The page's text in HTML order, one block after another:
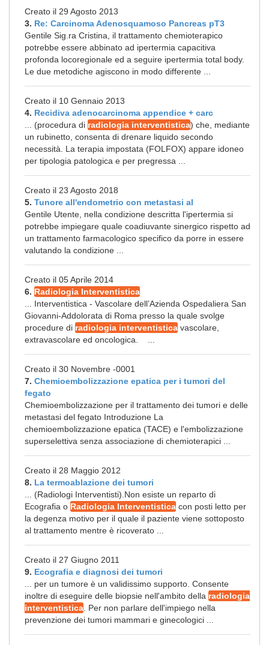
Creato il 29 Agosto 2013
3. Re: Carcinoma Adenosquamoso Pancreas pT3
Gentile Sig.ra Cristina, il trattamento chemioterapico
potrebbe essere abbinato ad ipertermia capacitiva
profonda locoregionale ed a seguire ipertermia total body.
Le due metodiche agiscono in modo differente ...
Creato il 10 Gennaio 2013
4. Recidiva adenocarcinoma appendice + carc
... (procedura di radiologia interventistica) che, mediante
un rubinetto, consenta di drenare liquido secondo
necessità. La terapia impostata (FOLFOX) appare idoneo
per tipologia patologica e per pregressa ...
Creato il 23 Agosto 2018
5. Tunore all'endometrio con metastasi al
Gentile Utente, nella condizione descritta l'ipertermia si
potrebbe impiegare quale coadiuvante sinergico rispetto ad
un trattamento farmacologico specifico da porre in essere
valutando la condizione ...
Creato il 05 Aprile 2014
6. Radiologia Interventistica
... Interventistica - Vascolare dell’Azienda Ospedaliera San
Giovanni-Addolorata di Roma presso la quale svolge
procedure di radiologia interventistica vascolare,
extravascolare ed oncologica. ...
Creato il 30 Novembre -0001
7. Chemioembolizzazione epatica per i tumori del
fegato
Chemioembolizzazione per il trattamento dei tumori e delle
metastasi del fegato Introduzione La
chemioembolizzazione epatica (TACE) e l'embolizzazione
superselettiva senza associazione di chemioterapici ...
Creato il 28 Maggio 2012
8. La termoablazione dei tumori
... (Radiologi Interventisti).Non esiste un reparto di
Ecografia o Radiologia Interventistica con posti letto per
la degenza motivo per il quale il paziente viene sottoposto
al trattamento mentre è ricoverato ...
Creato il 27 Giugno 2011
9. Ecografia e diagnosi dei tumori
... per un tumore è un validissimo supporto. Consente
inoltre di eseguire delle biopsie nell'ambito della radiologia
interventistica . Per non parlare dell'impiego nella
prevenzione dei tumori mammari e ginecologici ...